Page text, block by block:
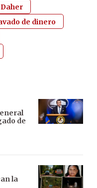
de dinero
de
la